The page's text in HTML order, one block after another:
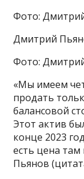
Фото:
Дмитрий
Фото:
«Мы имеем
продать
балансовой
Этот актив
конце 2023
есть цена
Пьянов